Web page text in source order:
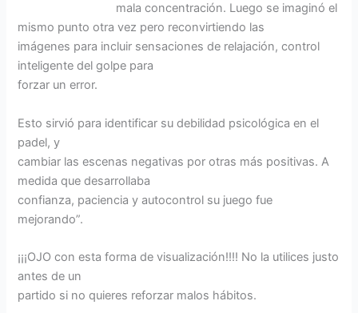
mala concentración. Luego se imaginó el
mismo punto otra vez pero reconvirtiendo las
imágenes para incluir sensaciones de relajación, control
inteligente del golpe para
forzar un error.
Esto sirvió para identificar su debilidad psicológica en el
padel, y
cambiar las escenas negativas por otras más positivas. A
medida que desarrollaba
confianza, paciencia y autocontrol su juego fue
mejorando”.
¡¡¡OJO con esta forma de visualización!!!! No la utilices justo
antes de un
partido si no quieres reforzar malos hábitos.